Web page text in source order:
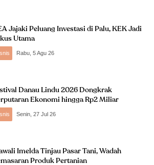
Jajaki Peluang Investasi di Palu, KEK Jadi
Utama
Rabu, 5 Agu 26
Danau Lindu 2026 Dongkrak
Ekonomi hingga Rp2 Miliar
Senin, 27 Jul 26
Imelda Tinjau Pasar Tani, Wadah
Produk Pertanian